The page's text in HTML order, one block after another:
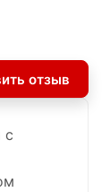
с
отзыв